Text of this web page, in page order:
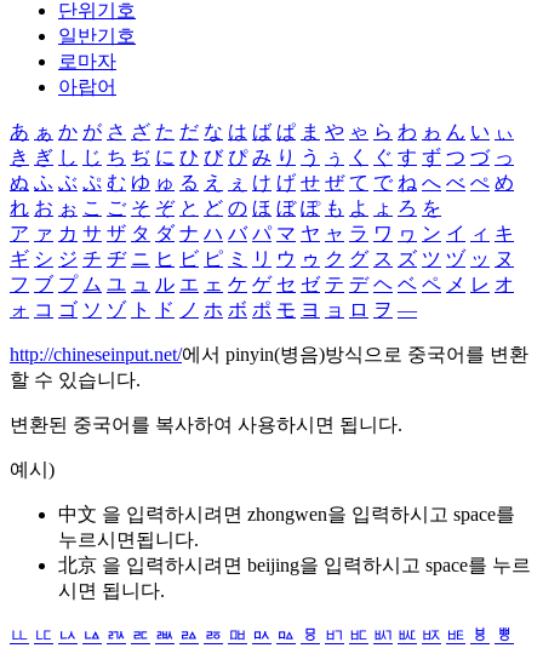
단위기호
일반기호
로마자
아랍어
あ ぁ か が さ ざ た だ な は ば ぱ ま や ゃ ら わ ゎ ん い ぃ
き ぎ し じ ち ぢ に ひ び ぴ み り う ぅ く ぐ す ず つ づ っ
ぬ ふ ぶ ぷ む ゆ ゅ る え ぇ け げ せ ぜ て で ね へ べ ぺ め
れ お ぉ こ ご そ ぞ と ど の ほ ぼ ぽ も よ ょ ろ を
ア ァ カ サ ザ タ ダ ナ ハ バ パ マ ヤ ャ ラ ワ ヮ ン イ ィ キ
ギ シ ジ チ ヂ ニ ヒ ビ ピ ミ リ ウ ゥ ク グ ス ズ ツ ヅ ッ ヌ
フ ブ プ ム ユ ュ ル エ ェ ケ ゲ セ ゼ テ デ ヘ ベ ペ メ レ オ
ォ コ ゴ ソ ゾ ト ド ノ ホ ボ ポ モ ヨ ョ ロ ヲ ―
http://chineseinput.net/에서 pinyin(병음)방식으로 중국어를 변환
할 수 있습니다.
변환된 중국어를 복사하여 사용하시면 됩니다.
예시)
中文 을 입력하시려면 zhongwen을 입력하시고 space를
누르시면됩니다.
北京 을 입력하시려면 beijing을 입력하시고 space를 누르
시면 됩니다.
ㅥ ㅦ ㅧ ㅨ ㅩ ㅪ ㅫ ㅬ ㅭ ㅮ ㅯ ㅰ ㅱ ㅲ ㅳ ㅴ ㅵ ㅶ ㅷ ㅸ
ㅹ